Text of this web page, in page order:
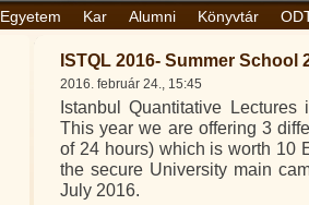
Egyetem Kar Alumni Könyvtár
ISTQL 2016- Summer
2016. február 24., 15:45
Istanbul Quantitative
This year we are offering 3
of 24 hours) which is worth 10
the secure University main
July 2016.